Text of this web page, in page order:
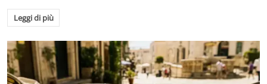
Leggi di più